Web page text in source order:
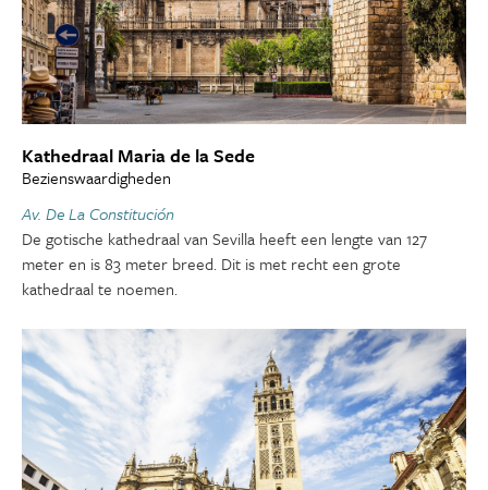
Kathedraal Maria de la Sede
Bezienswaardigheden
Av. De La Constitución
De gotische kathedraal van Sevilla heeft een lengte van 127
meter en is 83 meter breed. Dit is met recht een grote
kathedraal te noemen.